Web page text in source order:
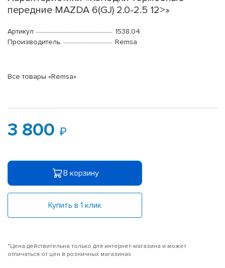
передние MAZDA 6(GJ) 2.0-2.5 12>»
Артикул
1538.04
Производитель
Remsa
Все товары «Remsa»
3 800
В корзину
Купить в 1 клик
*Цена действительна только для интернет-магазина и может
отличаться от цен в розничных магазинах